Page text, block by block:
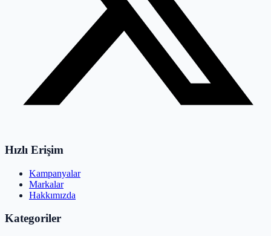
Hızlı Erişim
Kampanyalar
Markalar
Hakkımızda
Kategoriler